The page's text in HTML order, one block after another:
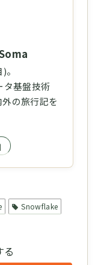
基盤技術
の旅行記を
Snowflake
る